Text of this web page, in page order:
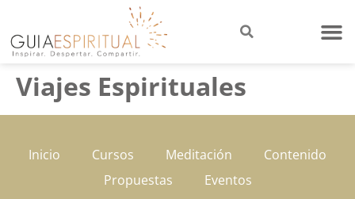
Viajes Espirituales
Inicio Cursos Meditación
Contenido
Propuestas
Eventos